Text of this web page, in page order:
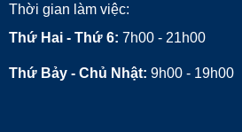
Thời gian làm việc:
Thứ Hai - Thứ 6: 7h00 - 21h00
Thứ Bảy - Chủ Nhật: 9h00 - 19h00